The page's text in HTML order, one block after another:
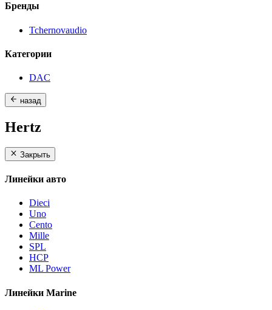
Бренды
Tchernovaudio
Категории
DAC
назад
Hertz
Закрыть
Линейки авто
Dieci
Uno
Cento
Mille
SPL
HCP
ML Power
Линейки Marine